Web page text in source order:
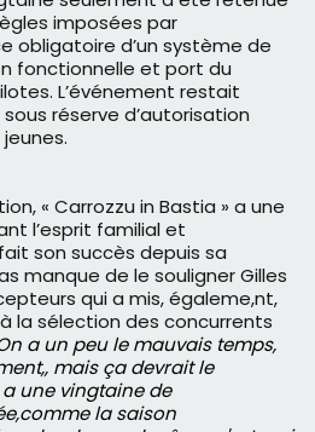
imposées par
obligatoire d’un système de
fonctionnelle et port du
L’événement restait
réserve d’autorisation
« Carrozzu in Bastia » a une
l’esprit familial et
son succès depuis sa
manque de le souligner Gilles
qui a mis, égaleme,nt,
la sélection des concurrents
a un peu le mauvais temps,
mais ça devrait le
une vingtaine de
comme la saison